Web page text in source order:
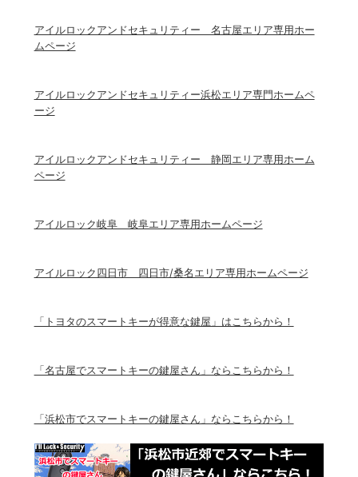
アイルロックアンドセキュリティー 名古屋エリア専用ホー
ムページ
アイルロックアンドセキュリティー浜松エリア専門ホームペ
ージ
アイルロックアンドセキュリティー 静岡エリア専用ホーム
ページ
アイルロック岐阜 岐阜エリア専用ホームページ
アイルロック四日市 四日市/桑名エリア専用ホームページ
「トヨタのスマートキーが得意な鍵屋」はこちらから！
「名古屋でスマートキーの鍵屋さん」ならこちらから！
「浜松市でスマートキーの鍵屋さん」ならこちらから！